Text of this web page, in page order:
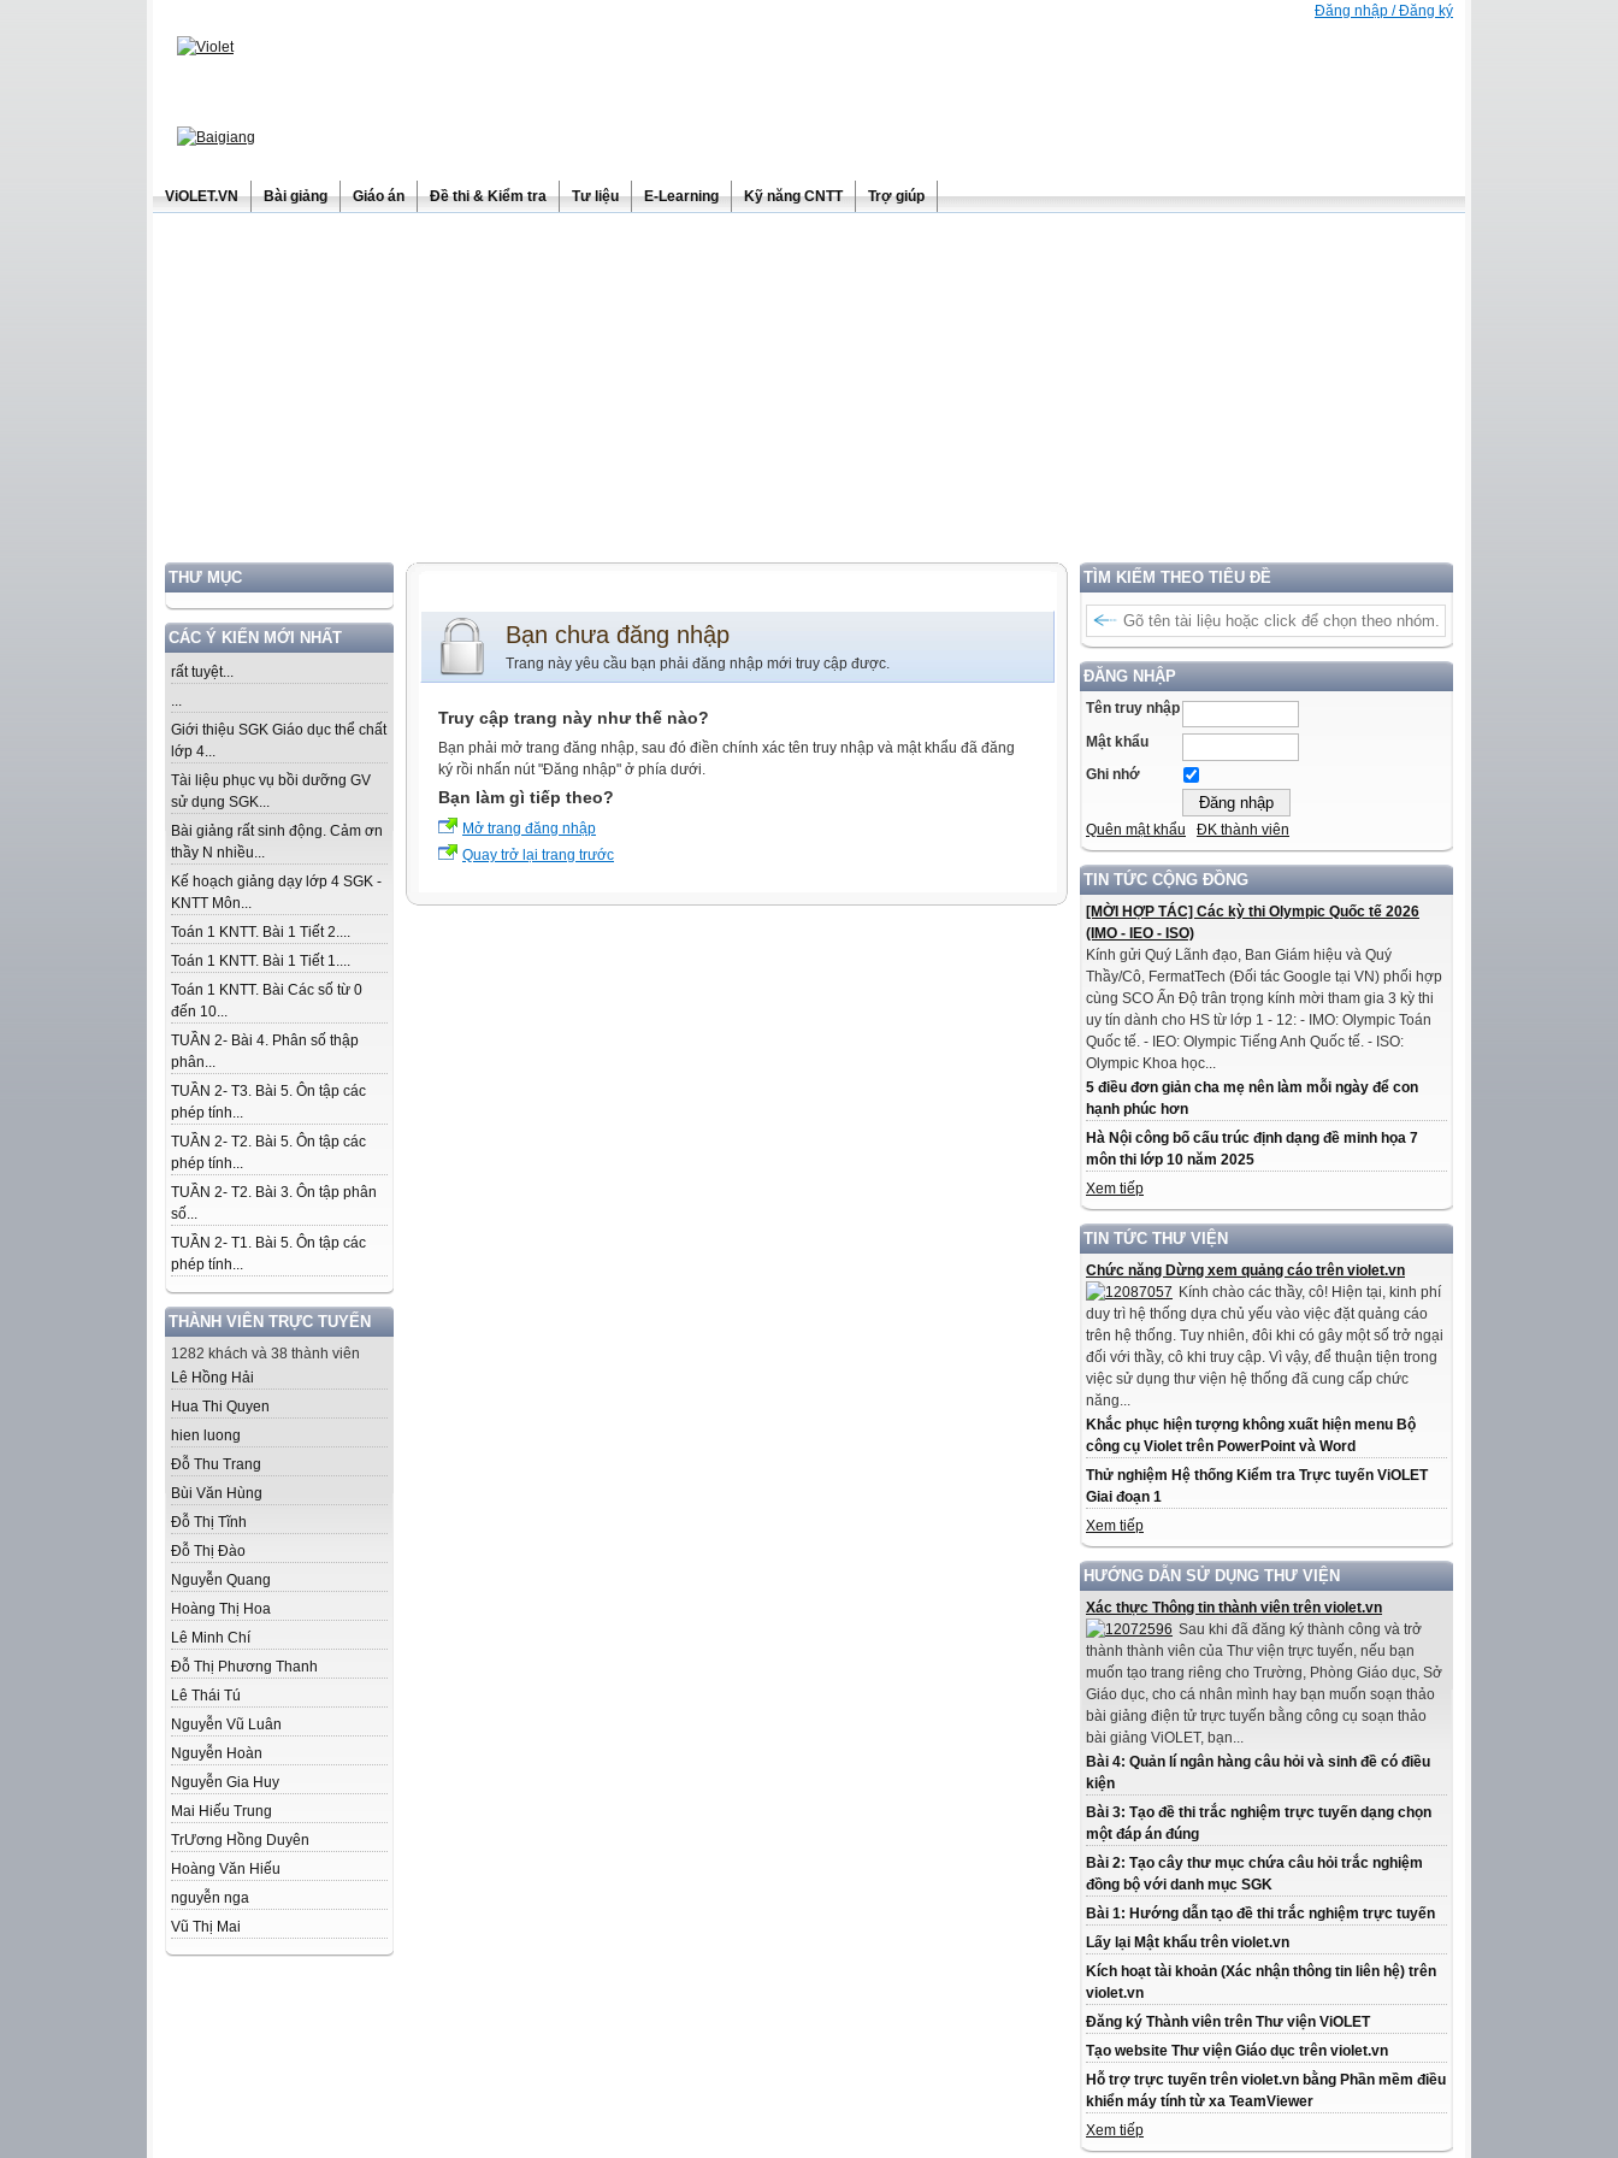
Đăng nhập / Đăng ký
ViOLET.VN Bài giảng Giáo án Đề thi & Kiểm tra Tư liệu E-Learning Kỹ năng CNTT Trợ giúp
THƯ MỤC
CÁC Ý KIẾN MỚI NHẤT
rất tuyệt...
...
Giới thiệu SGK Giáo dục thể chất
lớp 4...
Tài liệu phục vụ bồi dưỡng GV
sử dụng SGK...
Bài giảng rất sinh động. Cảm ơn
thầy N nhiều...
Kế hoạch giảng dạy lớp 4 SGK -
KNTT Môn...
Toán 1 KNTT. Bài 1 Tiết 2....
Toán 1 KNTT. Bài 1 Tiết 1....
Toán 1 KNTT. Bài Các số từ 0
đến 10...
TUẦN 2- Bài 4. Phân số thập
phân...
TUẦN 2- T3. Bài 5. Ôn tập các
phép tính...
TUẦN 2- T2. Bài 5. Ôn tập các
phép tính...
TUẦN 2- T2. Bài 3. Ôn tập phân
số...
TUẦN 2- T1. Bài 5. Ôn tập các
phép tính...
THÀNH VIÊN TRỰC TUYẾN
1282 khách và 38 thành viên
Lê Hồng Hải
Hua Thi Quyen
hien luong
Đỗ Thu Trang
Bùi Văn Hùng
Đỗ Thị Tĩnh
Đỗ Thị Đào
Nguyễn Quang
Hoàng Thị Hoa
Lê Minh Chí
Đỗ Thị Phương Thanh
Lê Thái Tú
Nguyễn Vũ Luân
Nguyễn Hoàn
Nguyễn Gia Huy
Mai Hiếu Trung
Tr­Ương Hồng Duyên
Hoàng Văn Hiếu
nguyễn nga
Vũ Thị Mai
TÌM KIẾM THEO TIÊU ĐỀ
ĐĂNG NHẬP
Tên truy nhập
Mật khẩu
Ghi nhớ
Quên mật khẩu ĐK thành viên
TIN TỨC CỘNG ĐỒNG
[MỜI HỢP TÁC] Các kỳ thi Olympic Quốc tế 2026
(IMO - IEO - ISO)
Kính gửi Quý Lãnh đạo, Ban Giám hiệu và Quý
Thầy/Cô, FermatTech (Đối tác Google tại VN) phối hợp
cùng SCO Ấn Độ trân trọng kính mời tham gia 3 kỳ thi
uy tín dành cho HS từ lớp 1 - 12: - IMO: Olympic Toán
Quốc tế. - IEO: Olympic Tiếng Anh Quốc tế. - ISO:
Olympic Khoa học...
5 điều đơn giản cha mẹ nên làm mỗi ngày để con
hạnh phúc hơn
Hà Nội công bố cấu trúc định dạng đề minh họa 7
môn thi lớp 10 năm 2025
Xem tiếp
TIN TỨC THƯ VIỆN
Chức năng Dừng xem quảng cáo trên violet.vn
Kính chào các thầy, cô! Hiện tại, kinh phí
duy trì hệ thống dựa chủ yếu vào việc đặt quảng cáo
trên hệ thống. Tuy nhiên, đôi khi có gây một số trở ngại
đối với thầy, cô khi truy cập. Vì vậy, để thuận tiện trong
việc sử dụng thư viện hệ thống đã cung cấp chức
năng...
Khắc phục hiện tượng không xuất hiện menu Bộ
công cụ Violet trên PowerPoint và Word
Thử nghiệm Hệ thống Kiểm tra Trực tuyến ViOLET
Giai đoạn 1
Xem tiếp
HƯỚNG DẪN SỬ DỤNG THƯ VIỆN
Xác thực Thông tin thành viên trên violet.vn
Sau khi đã đăng ký thành công và trở
thành thành viên của Thư viện trực tuyến, nếu bạn
muốn tạo trang riêng cho Trường, Phòng Giáo dục, Sở
Giáo dục, cho cá nhân mình hay bạn muốn soạn thảo
bài giảng điện tử trực tuyến bằng công cụ soạn thảo
bài giảng ViOLET, bạn...
Bài 4: Quản lí ngân hàng câu hỏi và sinh đề có điều
kiện
Bài 3: Tạo đề thi trắc nghiệm trực tuyến dạng chọn
một đáp án đúng
Bài 2: Tạo cây thư mục chứa câu hỏi trắc nghiệm
đồng bộ với danh mục SGK
Bài 1: Hướng dẫn tạo đề thi trắc nghiệm trực tuyến
Lấy lại Mật khẩu trên violet.vn
Kích hoạt tài khoản (Xác nhận thông tin liên hệ) trên
violet.vn
Đăng ký Thành viên trên Thư viện ViOLET
Tạo website Thư viện Giáo dục trên violet.vn
Hỗ trợ trực tuyến trên violet.vn bằng Phần mềm điều
khiển máy tính từ xa TeamViewer
Xem tiếp
Bạn chưa đăng nhập
Trang này yêu cầu bạn phải đăng nhập mới truy cập được.
Truy cập trang này như thế nào?
Bạn phải mở trang đăng nhập, sau đó điền chính xác tên truy nhập và mật khẩu đã đăng
ký rồi nhấn nút "Đăng nhập" ở phía dưới.
Bạn làm gì tiếp theo?
Mở trang đăng nhập
Quay trở lại trang trước